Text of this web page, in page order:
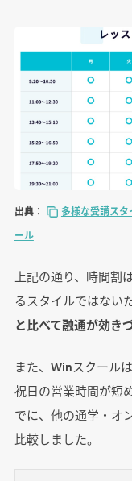
出典：
多様な受講ス
ール
上記の通り、時間割
るスタイルではないた
と比べて融通が効き
また、Winスクール
祝日の営業時間が短
でに、他の通学・オ
比較しました。